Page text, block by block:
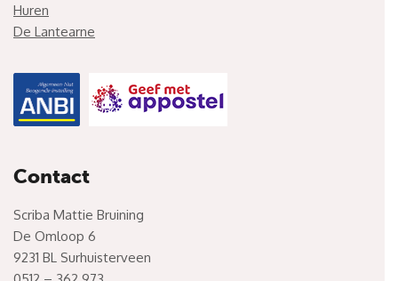
Huren
De Lantearne
Contact
Scriba Mattie Bruining
De Omloop 6
9231 BL Surhuisterveen